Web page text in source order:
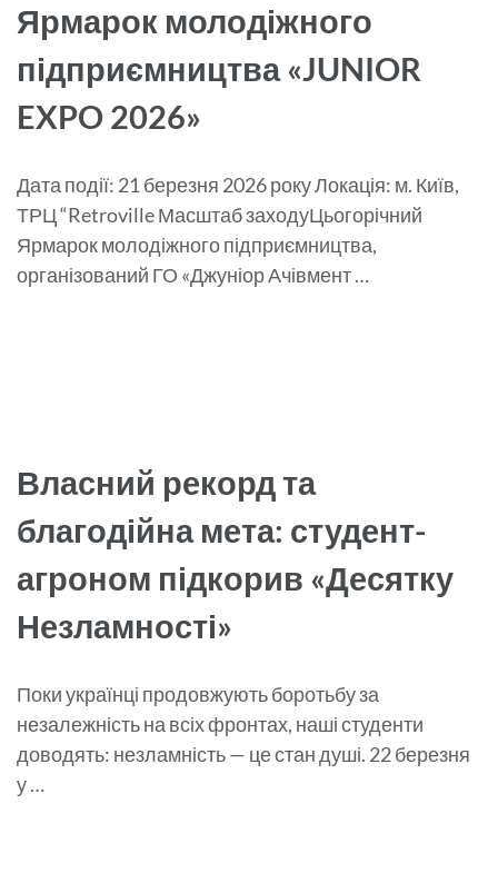
Ярмарок молодіжного
підприємництва «JUNIOR
EXPO 2026»
Дата події: 21 березня 2026 року Локація: м. Київ,
ТРЦ “Retroville Масштаб заходуЦьогорічний
Ярмарок молодіжного підприємництва,
організований ГО «Джуніор Ачівмент …
Власний рекорд та
благодійна мета: студент-
агроном підкорив «Десятку
Незламності»
Поки українці продовжують боротьбу за
незалежність на всіх фронтах, наші студенти
доводять: незламність — це стан душі. 22 березня
у …